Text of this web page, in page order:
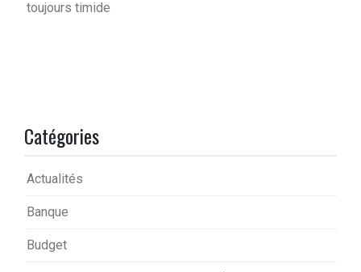
toujours timide
Catégories
Actualités
Banque
Budget